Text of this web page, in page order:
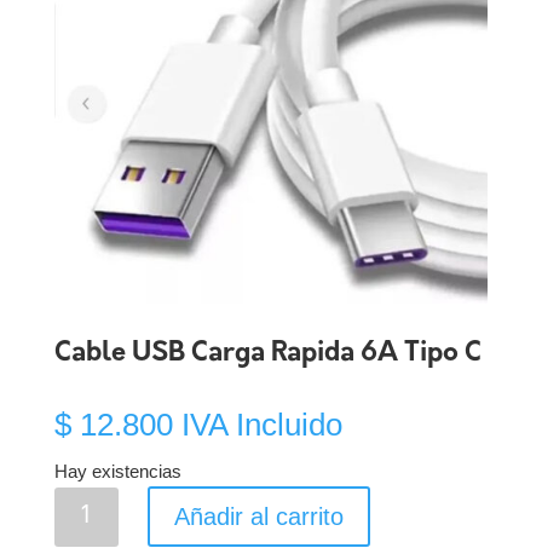
Cable USB Carga Rapida 6A Tipo C
$12.800 IVA Incluido
Hay existencias
Cable
Añadir al carrito